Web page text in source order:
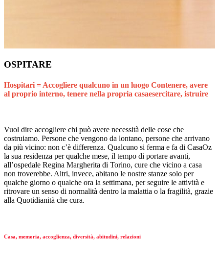
OSPITARE
Hospitari = Accogliere qualcuno in un luogo Contenere, avere
al proprio interno, tenere nella propria casaesercitare, istruire
Vuol dire accogliere chi può avere necessità delle cose che
costruiamo. Persone che vengono da lontano, persone che arrivano
da più vicino: non c’è differenza. Qualcuno si ferma e fa di CasaOz
la sua residenza per qualche mese, il tempo di portare avanti,
all’ospedale Regina Margherita di Torino, cure che vicino a casa
non troverebbe. Altri, invece, abitano le nostre stanze solo per
qualche giorno o qualche ora la settimana, per seguire le attività e
ritrovare un senso di normalità dentro la malattia o la fragilità, grazie
alla Quotidianità che cura.
Casa, memoria, accoglienza, diversità, abitudini, relazioni